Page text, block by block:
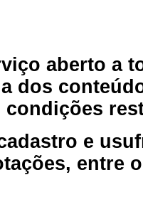
aberto a
dos
e
entre